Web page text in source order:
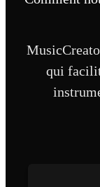
qui